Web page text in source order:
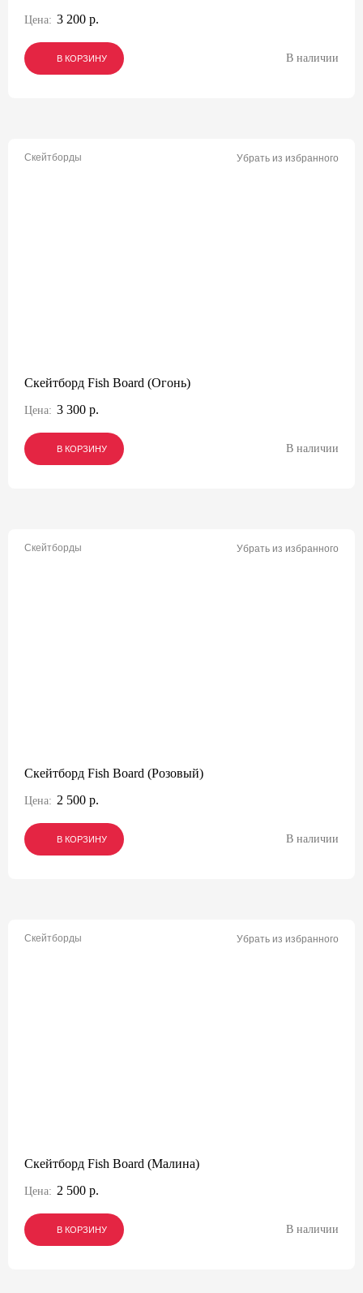
Цена: 3 200 р.
В КОРЗИНУ
В КОРЗИНУ
В КОРЗИНУ В наличии
Скейтборды Убрать из избранного
Скейтборд Fish Board (Огонь)
Цена: 3 300 р.
В КОРЗИНУ
В КОРЗИНУ
В КОРЗИНУ В наличии
Скейтборды Убрать из избранного
Скейтборд Fish Board (Розовый)
Цена: 2 500 р.
В КОРЗИНУ
В КОРЗИНУ
В КОРЗИНУ В наличии
Скейтборды Убрать из избранного
Скейтборд Fish Board (Малина)
Цена: 2 500 р.
В КОРЗИНУ
В КОРЗИНУ
В КОРЗИНУ В наличии